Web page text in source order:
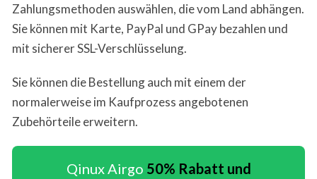
Zahlungsmethoden auswählen, die vom Land abhängen.
Sie können mit Karte, PayPal und GPay bezahlen und
mit sicherer SSL-Verschlüsselung.
Sie können die Bestellung auch mit einem der
normalerweise im Kaufprozess angebotenen
Zubehörteile erweitern.
Qinux Airgo 50% Rabatt und